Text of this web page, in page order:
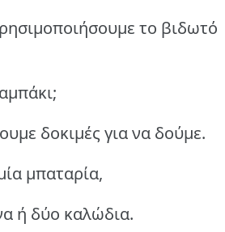
το βιδωτό
δοκιμές για να δούμε.
μπαταρία,
ή δύο καλώδια.